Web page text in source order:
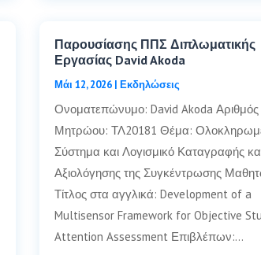
Παρουσίασης ΠΠΣ Διπλωματικής
Εργασίας David Akoda
Μάι 12, 2026 |Εκδηλώσεις
Ονοματεπώνυμο: David Akoda Αριθμός
Μητρώου: ΤΛ20181 Θέμα:
Σύστημα και Λογισμικό Καταγραφής
Αξιολόγησης της Συγκέντρωσης
Τίτλος στα αγγλικά: Development of a
Multisensor Framework for Objective
Attention Assessment Επιβλέπων:…